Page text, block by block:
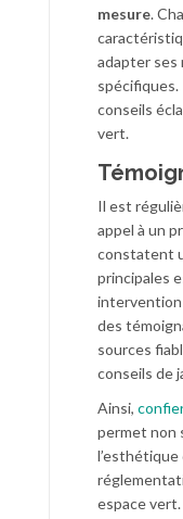
mesure.
adapter ses
conseils
vert.
Il est
appel à un
constatent
principales
intervention
des
sources
conseils de
Ainsi,
permet non
l’esthétique
espace